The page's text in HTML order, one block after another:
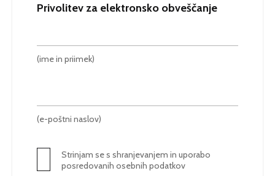
Privolitev za elektronsko obveščanje
(ime in priimek)
(e-poštni naslov)
Strinjam se s shranjevanjem in uporabo
posredovanih osebnih podatkov